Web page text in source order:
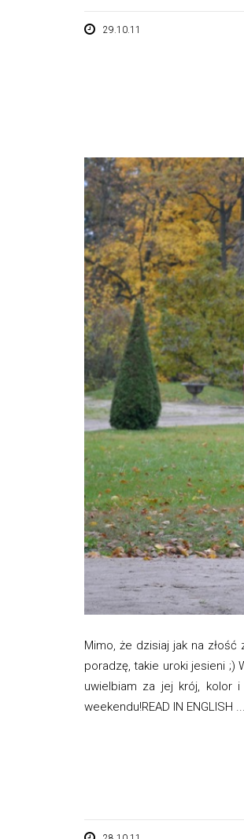
29.10.11
Mimo, że dzisiaj jak na
poradzę, takie uroki jesieni ;)
uwielbiam za jej krój, kolor
weekendu!READ IN ENGLISH ...